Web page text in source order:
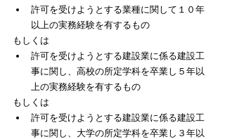
許可を受けようとする業種に関して１０年
以上の実務経験を有するもの
もしくは
許可を受けようとする建設業に係る建設工
事に関し、高校の所定学科を卒業し５年以
上の実務経験を有するもの
もしくは
許可を受けようとする建設業に係る建設工
事に関し、大学の所定学科を卒業し３年以